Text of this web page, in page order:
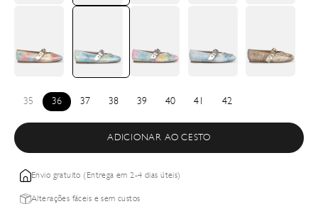
35 36 37 38 39 40 41 42
ADICIONAR AO CESTO
Envio gratuito (Entrega em 2-4 dias úteis)
Alterações fáceis e sem custos